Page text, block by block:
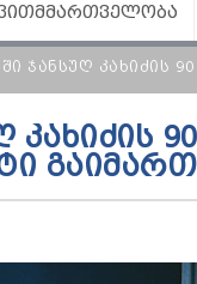
ᲯᲐᲜᲡᲣᲦ ᲙᲐᲮᲘᲫᲘᲡ
ᲙᲐᲮᲘᲫᲘᲡ